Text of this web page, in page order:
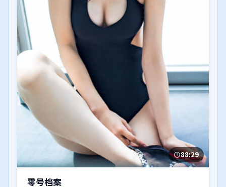
88:29
零号档案